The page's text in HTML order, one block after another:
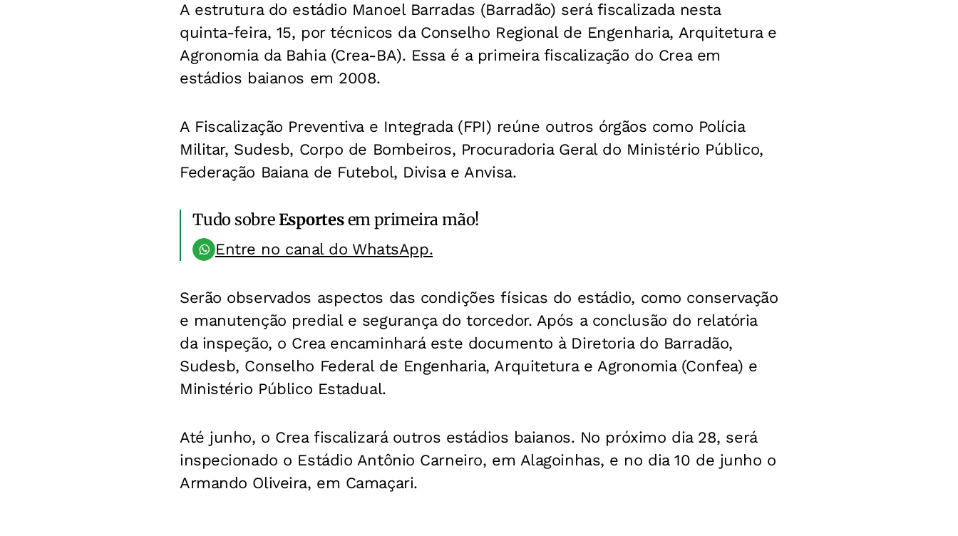
A estrutura do estádio Manoel Barradas (Barradão) será fiscalizada nesta
quinta-feira, 15, por técnicos da Conselho Regional de Engenharia, Arquitetura e
Agronomia da Bahia (Crea-BA). Essa é a primeira fiscalização do Crea em
estádios baianos em 2008.
A Fiscalização Preventiva e Integrada (FPI) reúne outros órgãos como Polícia
Militar, Sudesb, Corpo de Bombeiros, Procuradoria Geral do Ministério Público,
Federação Baiana de Futebol, Divisa e Anvisa.
Tudo sobreEsportesem primeira mão!
Entre no canal do WhatsApp.
Serão observados aspectos das condições físicas do estádio, como conservação
e manutenção predial e segurança do torcedor. Após a conclusão do relatória
da inspeção, o Crea encaminhará este documento à Diretoria do Barradão,
Sudesb, Conselho Federal de Engenharia, Arquitetura e Agronomia (Confea) e
Ministério Público Estadual.
Até junho, o Crea fiscalizará outros estádios baianos. No próximo dia 28, será
inspecionado o Estádio Antônio Carneiro, em Alagoinhas, e no dia 10 de junho o
Armando Oliveira, em Camaçari.